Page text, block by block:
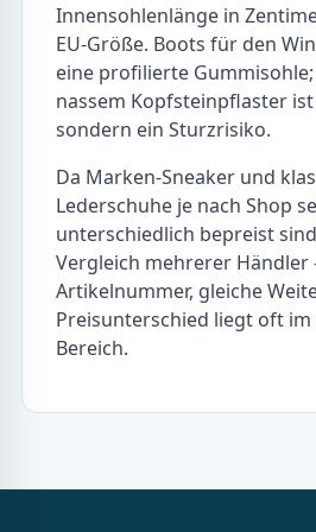
Innensohlenlänge in
EU-Größe. Boots für den
eine profilierte
nassem Kopfsteinpflaster
sondern ein Sturzrisiko.
Da Marken-Sneaker und
Lederschuhe je nach Shop
unterschiedlich bepreist
Vergleich mehrerer Händler
Artikelnummer, gleiche
Preisunterschied liegt oft
Bereich.